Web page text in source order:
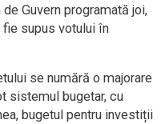
Guvern programată joi,
supus votului în
se numără o majorare
sistemul bugetar, cu
bugetul pentru investiții